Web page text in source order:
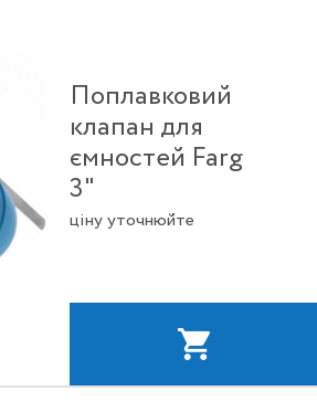
Поплавковий
клапан для
ємностей Farg
3"
ціну уточнюйте